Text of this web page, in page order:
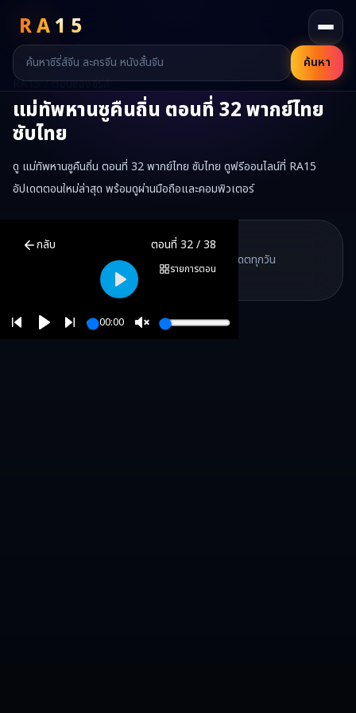
RA15
ค้นหา
RA15 / ตอนของซีรี่ส์
แม่ทัพหานซูคืนถิ่น ตอนที่ 32พากย์ไทย
ซับไทย
ดู แม่ทัพหานซูคืนถิ่น ตอนที่ 32 พากย์ไทย ซับไทย ดูฟรีออนไลน์ที่ RA15
อัปเดตตอนใหม่ล่าสุด พร้อมดูผ่านมือถือและคอมพิวเตอร์
กลับ ตอนที่ 32/38
รายการตอน
00:00
Play
แม่ทั
RA15 เป็นเว็บไซต์ดูซีรี่ส์จีนออนไลน์ฟรี ที่รวบรวมหนังจีน ละครจีน มิ
RA15 Drama
RA15 Drama
รวมซีรี่ส์จีน ละครสั้น หนังแนวตั้ง พากย์ไทย อัปเดตทุกวัน
RA15 Drama